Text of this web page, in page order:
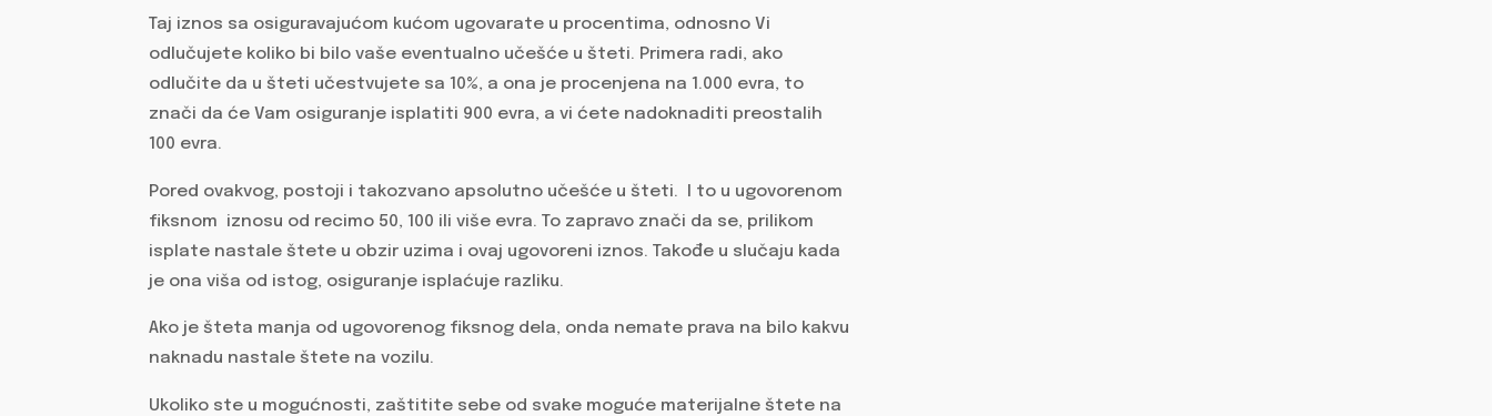
Taj iznos sa osiguravajućom kućom ugovarate u procentima, odnosno Vi
odlučujete koliko bi bilo vaše eventualno učešće u šteti. Primera radi, ako
odlučite da u šteti učestvujete sa 10%, a ona je procenjena na 1.000 evra, to
znači da će Vam osiguranje isplatiti 900 evra, a vi ćete nadoknaditi preostalih
100 evra.
Pored ovakvog, postoji i takozvano apsolutno učešće u šteti. I to u ugovorenom
fiksnom iznosu od recimo 50, 100 ili više evra. To zapravo znači da se, prilikom
isplate nastale štete u obzir uzima i ovaj ugovoreni iznos. Takođe u slučaju kada
je ona viša od istog, osiguranje isplaćuje razliku.
Ako je šteta manja od ugovorenog fiksnog dela, onda nemate prava na bilo kakvu
naknadu nastale štete na vozilu.
Ukoliko ste u mogućnosti, zaštitite sebe od svake moguće materijalne štete na